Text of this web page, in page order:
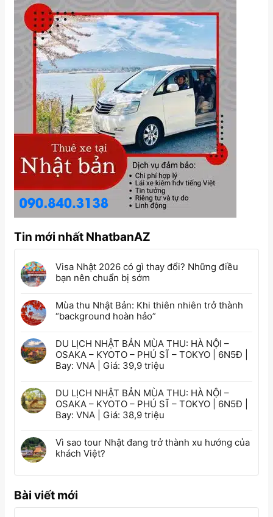
Tin mới nhất NhatbanAZ
Visa Nhật 2026 có gì thay đổi? Những điều
bạn nên chuẩn bị sớm
Mùa thu Nhật Bản: Khi thiên nhiên trở thành
“background hoàn hảo”
DU LỊCH NHẬT BẢN MÙA THU: HÀ NỘI –
OSAKA – KYOTO – PHÚ SĨ – TOKYO | 6N5Đ |
Bay: VNA | Giá: 39,9 triệu
DU LỊCH NHẬT BẢN MÙA THU: HÀ NỘI –
OSAKA – KYOTO – PHÚ SĨ – TOKYO | 6N5Đ |
Bay: VNA | Giá: 38,9 triệu
Vì sao tour Nhật đang trở thành xu hướng của
khách Việt?
Bài viết mới